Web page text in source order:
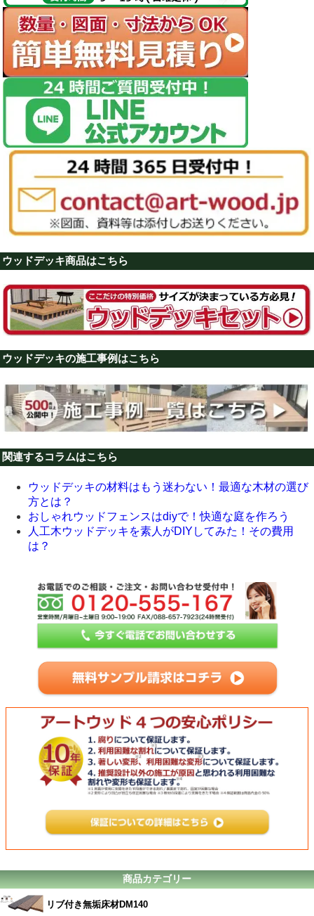
ウッドデッキ商品はこちら
ウッドデッキの施工事例はこちら
関連するコラムはこちら
ウッドデッキの材料はもう迷わない！最適な木材の選び
方とは？
おしゃれウッドフェンスはdiyで！快適な庭を作ろう
人工木ウッドデッキを素人がDIYしてみた！その費用
は？
商品カテゴリー
リブ付き無垢床材DM140